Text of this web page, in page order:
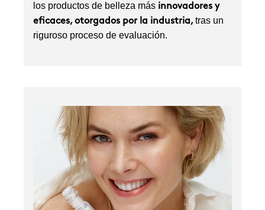
los productos de belleza más innovadores y
eficaces, otorgados por la industria, tras un
riguroso proceso de evaluación.